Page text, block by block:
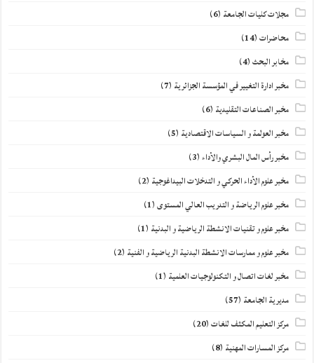
مجلات كليات الجامعة (6)
محاضرات(14)
مخابر البحث(4)
مخبر ادارة التغيير في المؤسسة الجزائرية (7)
مخبر الصناعات التقليدية (6)
مخبر العولمة و السياسات الاقتصادية (5)
مخبر رأس المال البشري والأداء(3)
مخبر علوم الأداء الحركي و التدخلات البيداغوجية (2)
مخبر علوم الرياضة و التدريب العالي المستوى(1)
مخبر علوم و تقنيات الانشطة الرياضية و البدنية (1)
مخبر علوم و ممارسات الانشطة البدنية الرياضية و الفنية (2)
مخبر لغات اتصال و التكنولوجيات العلمية (1)
مديرية الجامعة (57)
مركز التعليم المكثف للغات(20)
مركز المسارات المهنية (8)